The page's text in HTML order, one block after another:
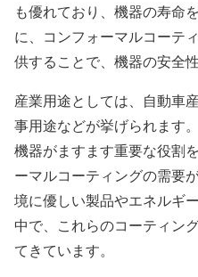
も優れており、機器の寿命
に、コンフォーマルコーテ
供することで、機器の安全
産業用途としては、自動車
事用途などが挙げられます
機器がますます重要な役割
ーマルコーティングの需要
境に優しい製品やエネルギ
中で、これらのコーティン
てきています。